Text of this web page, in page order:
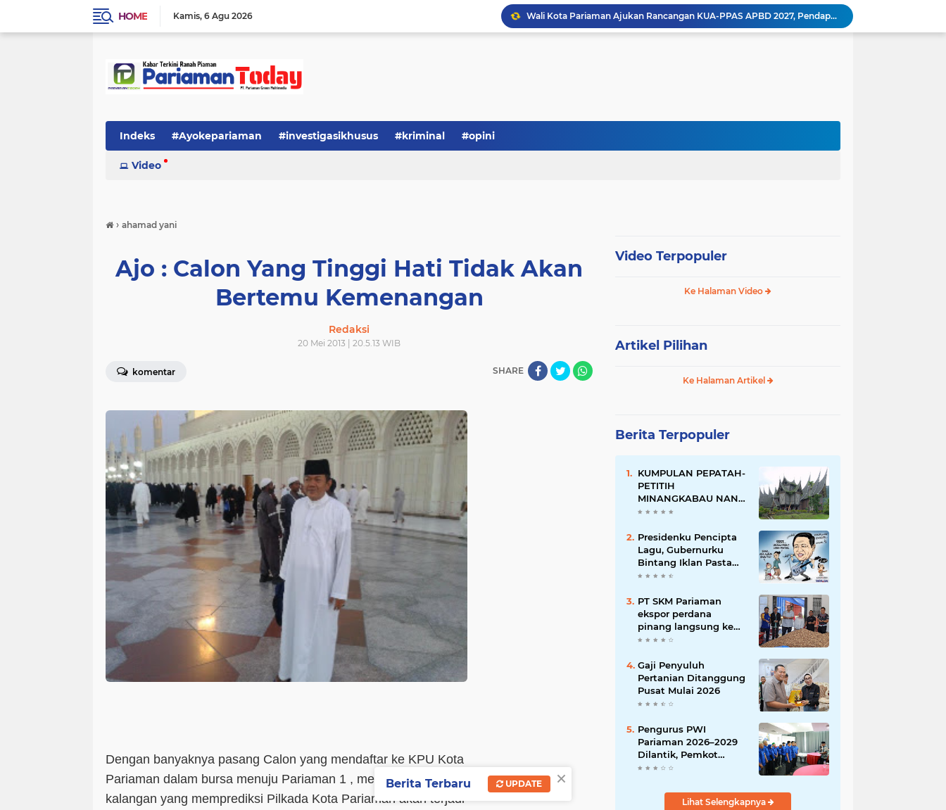
HOME Kamis 6 Agu 2026
Wali Kota Pariaman Ajukan Rancangan KUA-PPAS APBD 2027, Pendapatan Diproyeksikan Rp626,1 Miliar
Pemkot Pariaman Mulai Pusdiklat Paskibraka 2026, Wali Kota Tekankan Pentingnya Disiplin
Wali Kota Pariaman Bagikan Bibit Ikan Koi kepada Siswa SD untuk Edukasi Perikanan
Indeks #Ayokepariaman #investigasikhusus #kriminal #opini
Video
› ahamad yani
Ajo : Calon Yang Tinggi Hati Tidak Akan
Bertemu Kemenangan
Redaksi
20 Mei 2013 | 20.5.13 WIB
komentar SHARE
Dengan banyaknya pasang Calon yang mendaftar ke KPU Kota
Pariaman dalam bursa menuju Pariaman 1 , memang banyak
kalangan yang memprediksi Pilkada Kota Pariaman akan terjadi
Video Terpopuler
Ke Halaman Video
Artikel Pilihan
Ke Halaman Artikel
Berita Terpopuler
KUMPULAN PEPATAH-
PETITIH
MINANGKABAU NAN
ELOK
Presidenku Pencipta
Lagu, Gubernurku
Bintang Iklan Pasta
Gigi
PT SKM Pariaman
ekspor perdana
pinang langsung ke
India
Gaji Penyuluh
Pertanian Ditanggung
Pusat Mulai 2026
Pengurus PWI
Pariaman 2026–2029
Dilantik, Pemkot
Tekankan Sinergi dan
Lihat Selengkapnya
×
Berita Terbaru UPDATE